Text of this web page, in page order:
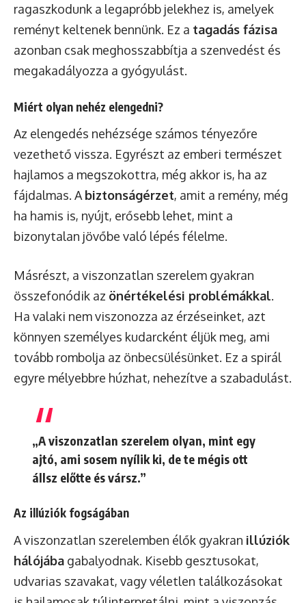
ragaszkodunk a legapróbb jelekhez is, amelyek
reményt keltenek bennünk. Ez a tagadás fázisa
azonban csak meghosszabbítja a szenvedést és
megakadályozza a gyógyulást.
Miért olyan nehéz elengedni?
Az elengedés nehézsége számos tényezőre
vezethető vissza. Egyrészt az emberi természet
hajlamos a megszokottra, még akkor is, ha az
fájdalmas. A biztonságérzet, amit a remény, még
ha hamis is, nyújt, erősebb lehet, mint a
bizonytalan jövőbe való lépés félelme.
Másrészt, a viszonzatlan szerelem gyakran
összefonódik az önértékelési problémákkal.
Ha valaki nem viszonozza az érzéseinket, azt
könnyen személyes kudarcként éljük meg, ami
tovább rombolja az önbecsülésünket. Ez a spirál
egyre mélyebbre húzhat, nehezítve a szabadulást.
„A viszonzatlan szerelem olyan, mint egy
ajtó, ami sosem nyílik ki, de te mégis ott
állsz előtte és vársz.”
Az illúziók fogságában
A viszonzatlan szerelemben élők gyakran illúziók
hálójába gabalyodnak. Kisebb gesztusokat,
udvarias szavakat, vagy véletlen találkozásokat